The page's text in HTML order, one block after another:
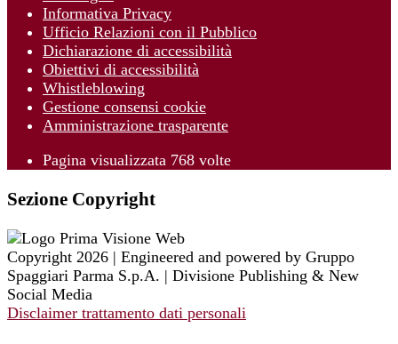
Informativa Privacy
Ufficio Relazioni con il Pubblico
Dichiarazione di accessibilità
Obiettivi di accessibilità
Whistleblowing
Gestione consensi cookie
Amministrazione trasparente
Pagina visualizzata 768 volte
Sezione Copyright
Copyright 2026 | Engineered and powered by Gruppo
Spaggiari Parma S.p.A. | Divisione Publishing & New
Social Media
Disclaimer trattamento dati personali